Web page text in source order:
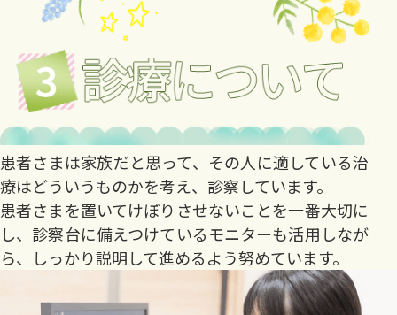
患者さまは家族だと思って、その人に適している治
療はどういうものかを考え、診察しています。
患者さまを置いてけぼりさせないことを一番大切に
し、診察台に備えつけているモニターも活用しなが
ら、しっかり説明して進めるよう努めています。